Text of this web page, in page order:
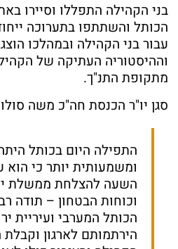
בני הקהילה התפללו וסיירו
הכותל והשתתפו בתערוכה
עבור בני הקהילה ובמהלכו
וההיסטוריה העתיקה של
מתקופת התנ"ך.
סגן יו"ר הכנסת חה"כ משה
התפילה היום בכותל
ומשמעותית יותר כי הוא
השעה להצלחת ממשלת
וכוחות הבטחון – תודה
הכותל המערבי ועיריית
הירתמותם לארגון